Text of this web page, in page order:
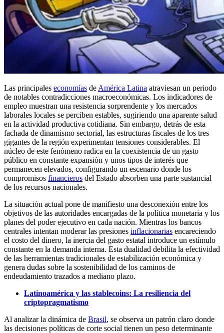
Las principales economías de América Latina atraviesan un periodo
de notables contradicciones macroeconómicas. Los indicadores de
empleo muestran una resistencia sorprendente y los mercados
laborales locales se perciben estables, sugiriendo una aparente salud
en la actividad productiva cotidiana. Sin embargo, detrás de esta
fachada de dinamismo sectorial, las estructuras fiscales de los tres
gigantes de la región experimentan tensiones considerables. El
núcleo de este fenómeno radica en la coexistencia de un gasto
público en constante expansión y unos tipos de interés que
permanecen elevados, configurando un escenario donde los
compromisos financieros del Estado absorben una parte sustancial
de los recursos nacionales.
La situación actual pone de manifiesto una desconexión entre los
objetivos de las autoridades encargadas de la política monetaria y los
planes del poder ejecutivo en cada nación. Mientras los bancos
centrales intentan moderar las presiones inflacionarias encareciendo
el costo del dinero, la inercia del gasto estatal introduce un estímulo
constante en la demanda interna. Esta dualidad debilita la efectividad
de las herramientas tradicionales de estabilización económica y
genera dudas sobre la sostenibilidad de los caminos de
endeudamiento trazados a mediano plazo.
Latinoamérica y las stablecoins: La resiliencia del
criptopragmatismo
Al analizar la dinámica de Brasil, se observa un patrón claro donde
las decisiones políticas de corte social tienen un peso determinante